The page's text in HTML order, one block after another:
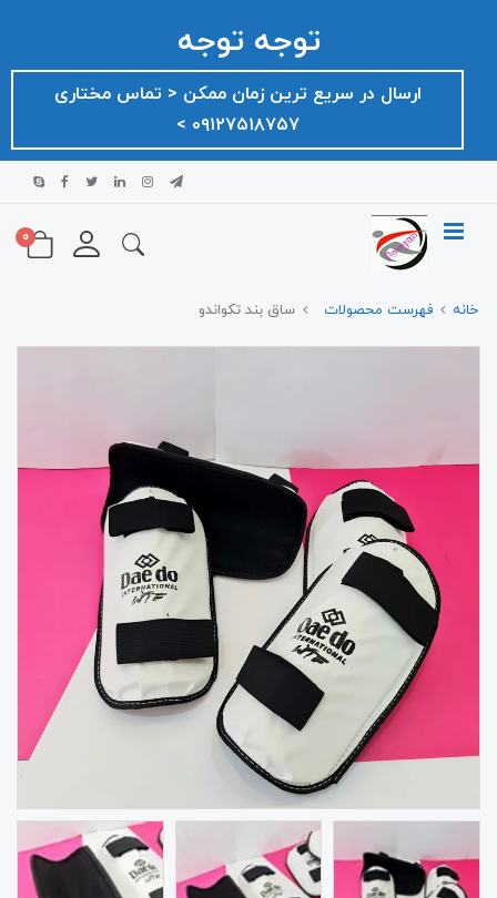
توجه توجه
ارسال در سریع ترین زمان ممکن ‌< تماس مختاری
۰۹۱۲۷۵۱۸۷۵۷ >
0
خانه فهرست محصولات ساق بند تکواندو